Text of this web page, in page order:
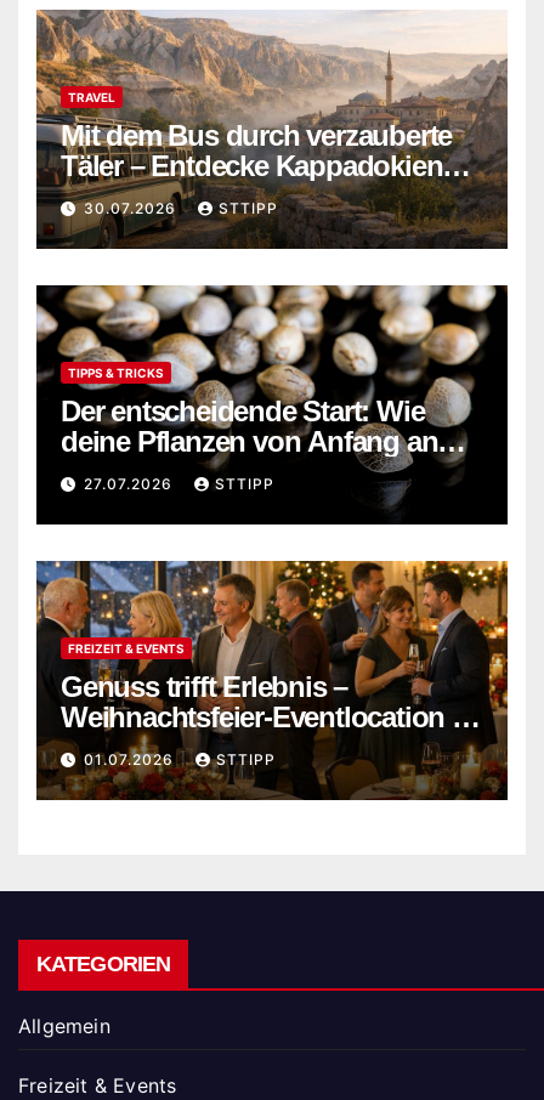
TRAVEL
Mit dem Bus durch verzauberte
Täler – Entdecke Kappadokiens
verborgene Wunder abseits der
Touristenpfade
30.07.2026 STTIPP
TIPPS & TRICKS
Der entscheidende Start: Wie
deine Pflanzen von Anfang an
stark wachsen
27.07.2026 STTIPP
FREIZEIT & EVENTS
Genuss trifft Erlebnis –
Weihnachtsfeier-Eventlocation in
Flensburg buchen
01.07.2026 STTIPP
KATEGORIEN
Allgemein
Freizeit & Events